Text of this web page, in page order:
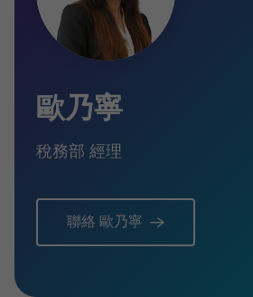
歐乃寧
稅務部 經理
聯絡 歐乃寧